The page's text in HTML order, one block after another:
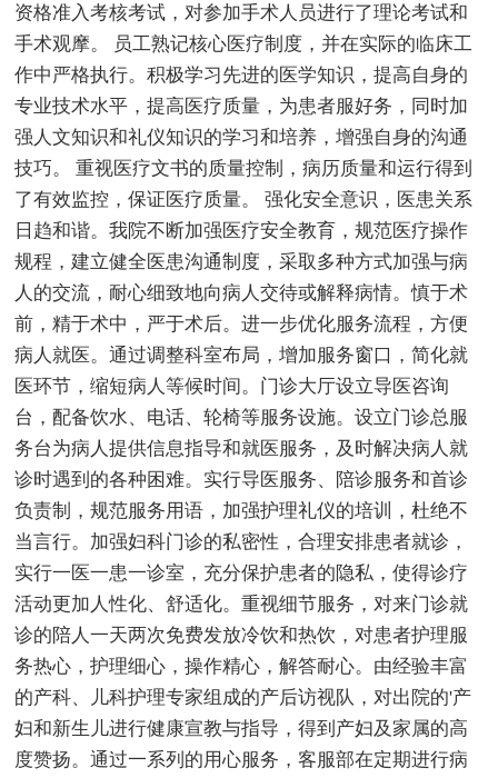
资格准入考核考试，对参加手术人员进行了理论考试和
手术观摩。 员工熟记核心医疗制度，并在实际的临床工
作中严格执行。积极学习先进的医学知识，提高自身的
专业技术水平，提高医疗质量，为患者服好务，同时加
强人文知识和礼仪知识的学习和培养，增强自身的沟通
技巧。 重视医疗文书的质量控制，病历质量和运行得到
了有效监控，保证医疗质量。 强化安全意识，医患关系
日趋和谐。我院不断加强医疗安全教育，规范医疗操作
规程，建立健全医患沟通制度，采取多种方式加强与病
人的交流，耐心细致地向病人交待或解释病情。慎于术
前，精于术中，严于术后。进一步优化服务流程，方便
病人就医。通过调整科室布局，增加服务窗口，简化就
医环节，缩短病人等候时间。门诊大厅设立导医咨询
台，配备饮水、电话、轮椅等服务设施。设立门诊总服
务台为病人提供信息指导和就医服务，及时解决病人就
诊时遇到的各种困难。实行导医服务、陪诊服务和首诊
负责制，规范服务用语，加强护理礼仪的培训，杜绝不
当言行。加强妇科门诊的私密性，合理安排患者就诊，
实行一医一患一诊室，充分保护患者的隐私，使得诊疗
活动更加人性化、舒适化。重视细节服务，对来门诊就
诊的陪人一天两次免费发放冷饮和热饮，对患者护理服
务热心，护理细心，操作精心，解答耐心。由经验丰富
的产科、儿科护理专家组成的产后访视队，对出院的'产
妇和新生儿进行健康宣教与指导，得到产妇及家属的高
度赞扬。通过一系列的用心服务，客服部在定期进行病